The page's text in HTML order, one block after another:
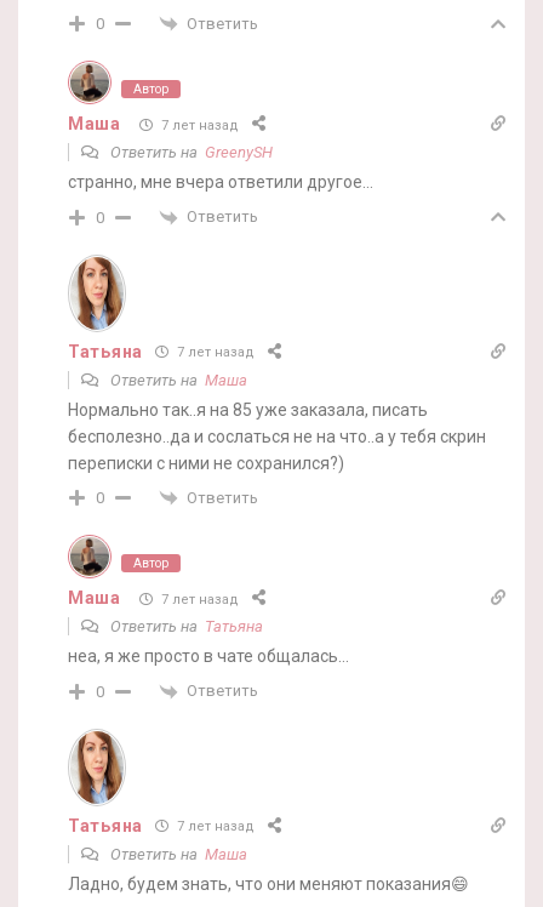
0 Ответить
Автор
Маша 7 лет назад
Ответить на GreenySH
странно, мне вчера ответили другое…
0 Ответить
Татьяна 7 лет назад
Ответить на Маша
Нормально так..я на 85 уже заказала, писать
бесполезно..да и сослаться не на что..а у тебя скрин
переписки с ними не сохранился?)
0 Ответить
Автор
Маша 7 лет назад
Ответить на Татьяна
неа, я же просто в чате общалась…
0 Ответить
Татьяна 7 лет назад
Ответить на Маша
Ладно, будем знать, что они меняют показания😄